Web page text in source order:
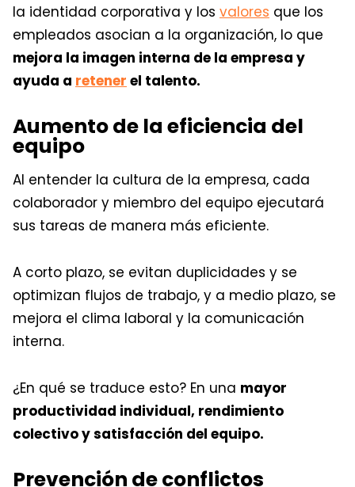
la identidad corporativa y los valores que los
empleados asocian a la organización, lo que
mejora la imagen interna de la empresa y
ayuda a retener el talento.
Aumento de la eficiencia del
equipo
Al entender la cultura de la empresa, cada
colaborador y miembro del equipo ejecutará
sus tareas de manera más eficiente.
A corto plazo, se evitan duplicidades y se
optimizan flujos de trabajo, y a medio plazo, se
mejora el clima laboral y la comunicación
interna.
¿En qué se traduce esto? En una mayor
productividad individual, rendimiento
colectivo y satisfacción del equipo.
Prevención de conflictos